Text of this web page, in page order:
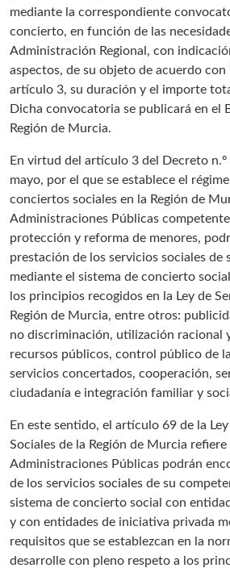
mediante la correspondiente
concierto, en función de las
Administración Regional, con
aspectos, de su objeto de acuerdo con
artículo 3, su duración y el importe
Dicha convocatoria se publicará en el
Región de Murcia.
En virtud del artículo 3 del Decreto
mayo, por el que se establece el
conciertos sociales en la Región de
Administraciones Públicas
protección y reforma de menores,
prestación de los servicios sociales de
mediante el sistema de concierto
los principios recogidos en la Ley de
Región de Murcia, entre otros:
no discriminación, utilización racional
recursos públicos, control público de
servicios concertados, cooperación,
ciudadanía e integración familiar y
En este sentido, el artículo 69 de la
Sociales de la Región de Murcia refiere
Administraciones Públicas podrán
de los servicios sociales de su
sistema de concierto social con
y con entidades de iniciativa privada
requisitos que se establezcan en la
desarrolle con pleno respeto a los